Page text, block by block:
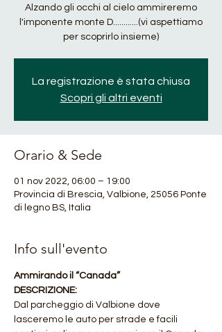
Alzando gli occhi al cielo ammireremo
l'imponente monte D............(vi aspettiamo
per scoprirlo insieme)
La registrazione è stata chiusa
Scopri gli altri eventi
Orario & Sede
01 nov 2022, 06:00 – 19:00
Provincia di Brescia, Valbione, 25056 Ponte
di legno BS, Italia
Info sull'evento
Ammirando il “Canada”
DESCRIZIONE:
Dal parcheggio di Valbione dove
lasceremo le auto per strade e facili